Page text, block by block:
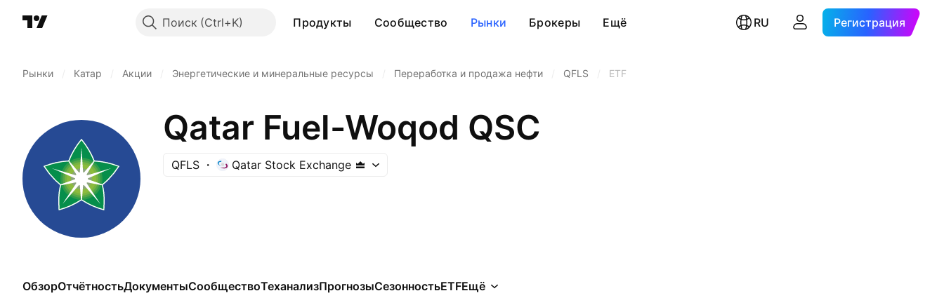
Поиск Продукты Сообщество Рынки Брокеры Ещё RU Регистрация
Рынки Катар Акции Энергетические и минеральные ресурсы Переработка и продажа нефти QFLS ETF
Qatar Fuel-Woqod QSC
QFLS Qatar Stock Exchange
ОбзорОтчётностьДокументыСообществоТеханализПрогнозыСезонностьETFЕщё